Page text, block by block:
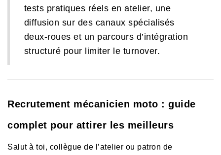
tests pratiques réels en atelier, une
diffusion sur des canaux spécialisés
deux-roues et un parcours d’intégration
structuré pour limiter le turnover.
Recrutement mécanicien moto : guide
complet pour attirer les meilleurs
Salut à toi, collègue de l’atelier ou patron de